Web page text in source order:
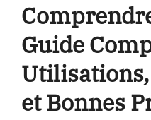
Guide
et Bonnes